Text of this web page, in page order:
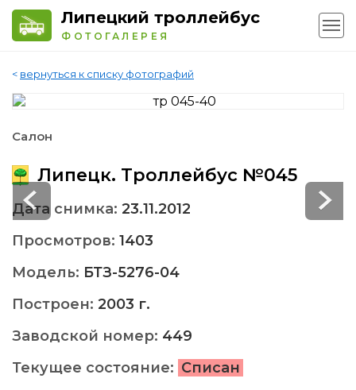
Липецкий троллейбус
ФОТОГАЛЕРЕЯ
< вернуться к списку фотографий
Салон
Липецк. Троллейбус №045
Дата снимка: 23.11.2012
Просмотров: 1403
Модель: БТЗ-5276-04
Построен: 2003 г.
Заводской номер: 449
Текущее состояние: Списан